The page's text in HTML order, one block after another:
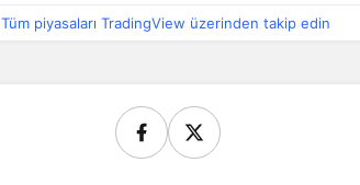
Tüm piyasaları TradingView üzerinden takip edin